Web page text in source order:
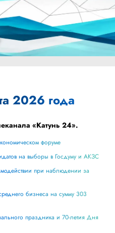
2026 года
«Катунь 24».
форуме
на выборы в Госдуму и АКЗС